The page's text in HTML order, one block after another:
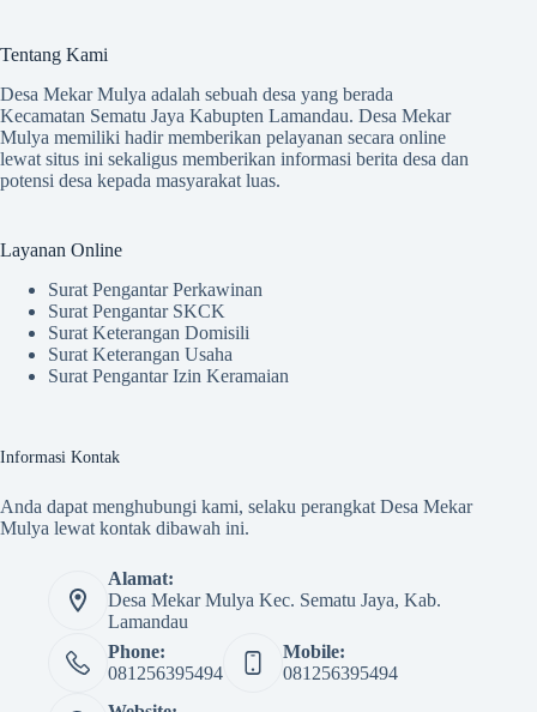
Tentang Kami
Desa Mekar Mulya adalah sebuah desa yang berada
Kecamatan Sematu Jaya Kabupten Lamandau. Desa Mekar
Mulya memiliki hadir memberikan pelayanan secara online
lewat situs ini sekaligus memberikan informasi berita desa dan
potensi desa kepada masyarakat luas.
Layanan Online
Surat Pengantar Perkawinan
Surat Pengantar SKCK
Surat Keterangan Domisili
Surat Keterangan Usaha
Surat Pengantar Izin Keramaian
Informasi Kontak
Anda dapat menghubungi kami, selaku perangkat Desa Mekar
Mulya lewat kontak dibawah ini.
Alamat:
Desa Mekar Mulya Kec. Sematu Jaya, Kab.
Lamandau
Phone:
081256395494
Mobile:
081256395494